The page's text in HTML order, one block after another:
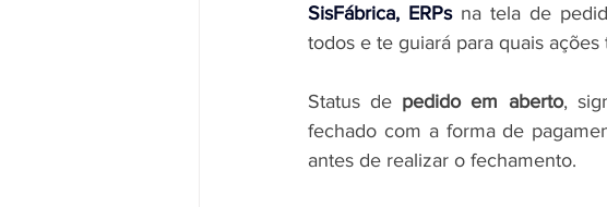
SisFábrica, ERPs na tela de
todos e te guiará para quais
Status de pedido em aberto,
fechado com a forma de
antes de realizar o fechamento.